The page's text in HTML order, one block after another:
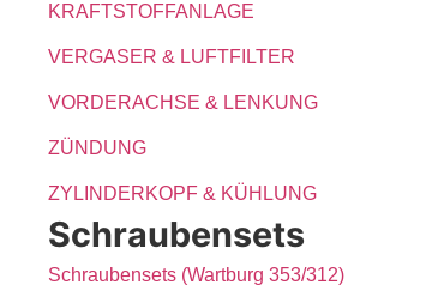
KRAFTSTOFFANLAGE
VERGASER & LUFTFILTER
VORDERACHSE & LENKUNG
ZÜNDUNG
ZYLINDERKOPF & KÜHLUNG
Schraubensets
Schraubensets (Wartburg 353/312)